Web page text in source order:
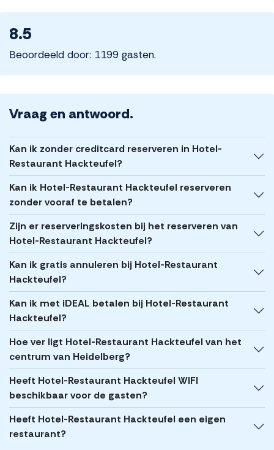
8.5
Beoordeeld door: 1199 gasten.
Vraag en antwoord.
Kan ik zonder creditcard reserveren in Hotel-
Restaurant Hackteufel?
Kan ik Hotel-Restaurant Hackteufel reserveren
zonder vooraf te betalen?
Zijn er reserveringskosten bij het reserveren van
Hotel-Restaurant Hackteufel?
Kan ik gratis annuleren bij Hotel-Restaurant
Hackteufel?
Kan ik met iDEAL betalen bij Hotel-Restaurant
Hackteufel?
Hoe ver ligt Hotel-Restaurant Hackteufel van het
centrum van Heidelberg?
Heeft Hotel-Restaurant Hackteufel WIFI
beschikbaar voor de gasten?
Heeft Hotel-Restaurant Hackteufel een eigen
restaurant?